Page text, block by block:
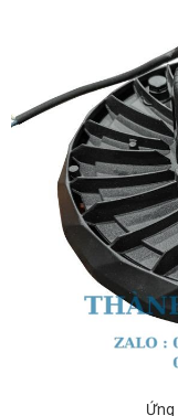
Ứng